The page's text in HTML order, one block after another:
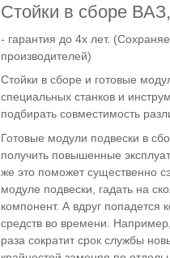
Cтойки в сборе
- гарантия до 4х лет.
производителей)
Стойки в сборе и готовые
специальных станков и
подбирать совместимость
Готовые модули подвески в
получить повышенные
же это поможет существенно
модуле подвески, гадать на
компонент. А вдруг попадется
средств во времени.
раза сократит срок службы